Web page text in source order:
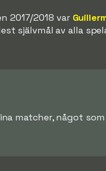
2017/2018 var
självmål av alla
matcher, något